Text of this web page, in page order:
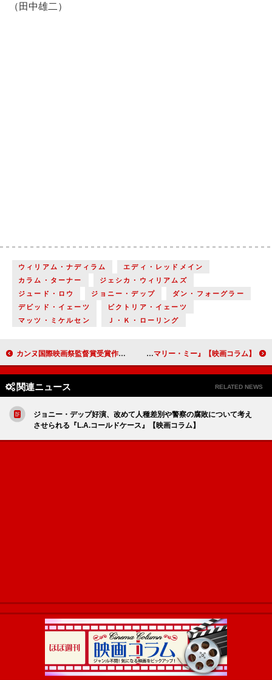
（田中雄二）
ウィリアム・ナディラム
エディ・レッドメイン
カラム・ターナー
ジェシカ・ウィリアムズ
ジュード・ロウ
ジョニー・デップ
ダン・フォーグラー
デビッド・イェーツ
ビクトリア・イェーツ
マッツ・ミケルセン
Ｊ・Ｋ・ローリング
カンヌ国際映画祭監督賞受賞作『アネット』／カンヌ国際映画祭パルム・ドール受賞作『TITANE チタン』【映画コラム】 家族や結婚について考えてみる『カモン カモン』『マリー・ミー』【映画コラム】
関連ニュース RELATED NEWS
ジョニー・デップ好演、改めて人種差別や警察の腐敗について考え
させられる『L.A.コールドケース』【映画コラム】